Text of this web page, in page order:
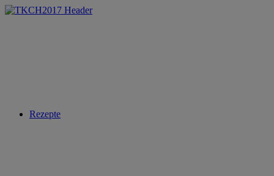
Rezepte